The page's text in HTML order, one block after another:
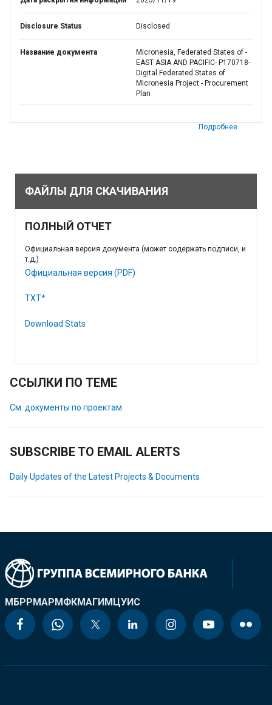
Disclosure Status Disclosed
Название документа
Micronesia, Federated States of -
EAST ASIA AND PACIFIC- P170718-
Digital Federated States of
Micronesia Project - Procurement
Plan
Подробнее
ФАЙЛЫ ДЛЯ СКАЧИВАНИЯ
ПОЛНЫЙ ОТЧЕТ
Официальная версия документа (может содержать подписи, и
т.д.)
Официальная версия (PDF)
TXT*
Download Stats
ССЫЛКИ ПО ТЕМЕ
См. документы по проектам
SUBSCRIBE TO EMAIL ALERTS
Daily Updates of the Latest Projects & Documents
МБРРМАРМФКМАГИМЦУИС